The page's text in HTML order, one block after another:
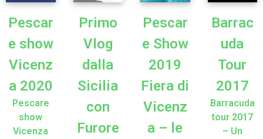
Pescar
e show
Vicenz
a 2020
Pescare
show
Vicenza
Primo
Vlog
dalla
Sicilia
con
Furore
Pescar
e Show
2019
Fiera di
Vicenz
a – le
Barrac
uda
Tour
2017
Barracuda
tour 2017
– Un